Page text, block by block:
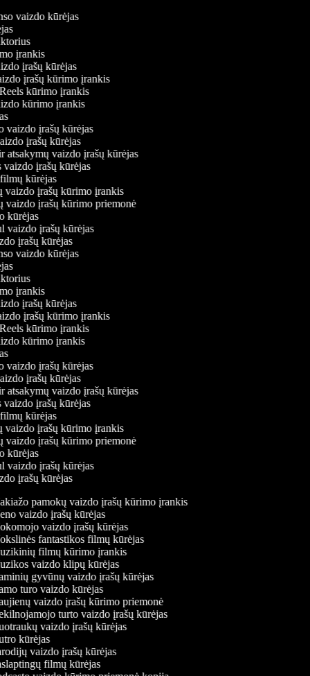
vaizdo kūrėjas
įrankis
įrašų kūrėjas
įrašų kūrimo įrankis
Reels kūrimo įrankis
kūrimo įrankis
vaizdo įrašų kūrėjas
įrašų kūrėjas
atsakymų vaizdo įrašų kūrėjas
vaizdo įrašų kūrėjas
kūrėjas
vaizdo įrašų kūrimo įrankis
vaizdo įrašų kūrimo priemonė
kūrėjas
vaizdo įrašų kūrėjas
įrašų kūrėjas
vaizdo kūrėjas
įrankis
įrašų kūrėjas
įrašų kūrimo įrankis
Reels kūrimo įrankis
kūrimo įrankis
vaizdo įrašų kūrėjas
įrašų kūrėjas
atsakymų vaizdo įrašų kūrėjas
vaizdo įrašų kūrėjas
kūrėjas
vaizdo įrašų kūrimo įrankis
vaizdo įrašų kūrimo priemonė
kūrėjas
vaizdo įrašų kūrėjas
įrašų kūrėjas
pamokų vaizdo įrašų kūrimo įrankis
vaizdo įrašų kūrėjas
vaizdo įrašų kūrėjas
fantastikos filmų kūrėjas
filmų kūrimo įrankis
vaizdo klipų kūrėjas
gyvūnų vaizdo įrašų kūrėjas
turo vaizdo kūrėjas
vaizdo įrašų kūrimo priemonė
turto vaizdo įrašų kūrėjas
vaizdo įrašų kūrėjas
kūrėjas
vaizdo įrašų kūrėjas
filmų kūrėjas